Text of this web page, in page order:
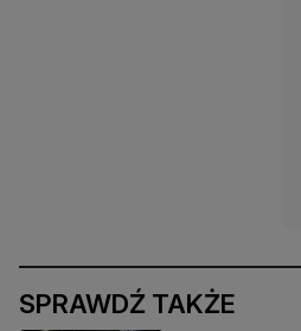
SPRAWDŹ TAKŻE